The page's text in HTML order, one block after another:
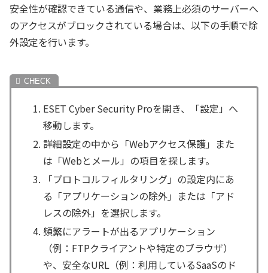
安全性が確認できている通信や、業務上必須のサーバーへ
のアクセスがブロックされている場合は、以下の手順で除
外設定を行います。
ESET Cyber Security Proを開き、「設定」へ
移動します。
詳細設定の中から「Webアクセス保護」また
は「Webとメール」の項目を探します。
「プロトコルフィルタリング」の設定内にあ
る「アプリケーションの除外」または「アド
レスの除外」を選択します。
頻繁にアラートが出るアプリケーション
（例：FTPクライアントや特定のブラウザ）
や、安全なURL（例：利用しているSaaSのド